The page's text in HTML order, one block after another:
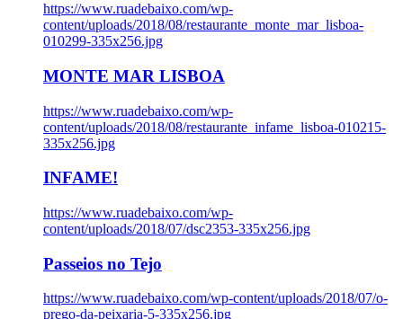
https://www.ruadebaixo.com/wp-
content/uploads/2018/08/restaurante_monte_mar_lisboa-
010299-335x256.jpg
MONTE MAR LISBOA
https://www.ruadebaixo.com/wp-
content/uploads/2018/08/restaurante_infame_lisboa-010215-
335x256.jpg
INFAME!
https://www.ruadebaixo.com/wp-
content/uploads/2018/07/dsc2353-335x256.jpg
Passeios no Tejo
https://www.ruadebaixo.com/wp-content/uploads/2018/07/o-
prego-da-peixaria-5-335x256.jpg